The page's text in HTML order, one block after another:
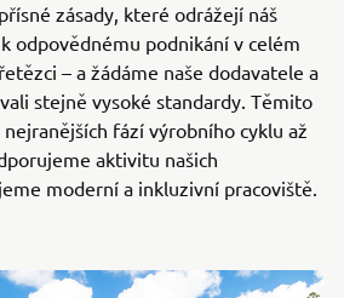
zásady, které odrážejí náš
odpovědnému podnikání v celém
– a žádáme naše dodavatele a
stejně vysoké standardy. Těmito
fází výrobního cyklu až
aktivitu našich
moderní a inkluzivní pracoviště.